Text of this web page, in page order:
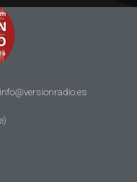
info@versionradio.es